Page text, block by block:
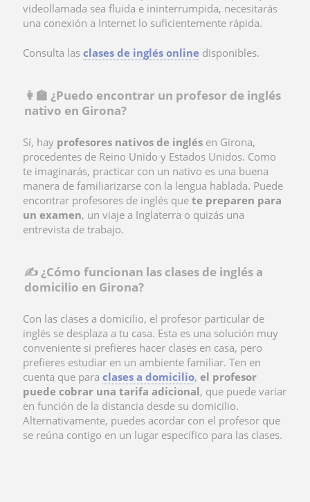
videollamada sea fluida e ininterrumpida, necesitarás
una conexión a Internet lo suficientemente rápida.
Consulta las clases de inglés online disponibles.
👩‍🏫 ¿Puedo encontrar un profesor de inglés
nativo en Girona?
Sí, hay profesores nativos de inglés en Girona,
procedentes de Reino Unido y Estados Unidos. Como
te imaginarás, practicar con un nativo es una buena
manera de familiarizarse con la lengua hablada. Puede
encontrar profesores de inglés que te preparen para
un examen, un viaje a Inglaterra o quizás una
entrevista de trabajo.
✍️ ¿Cómo funcionan las clases de inglés a
domicilio en Girona?
Con las clases a domicilio, el profesor particular de
inglés se desplaza a tu casa. Esta es una solución muy
conveniente si prefieres hacer clases en casa, pero
prefieres estudiar en un ambiente familiar. Ten en
cuenta que para clases a domicilio, el profesor
puede cobrar una tarifa adicional, que puede variar
en función de la distancia desde su domicilio.
Alternativamente, puedes acordar con el profesor que
se reúna contigo en un lugar específico para las clases.